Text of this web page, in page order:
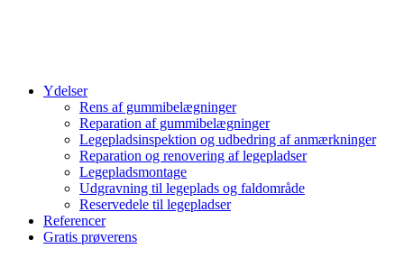
Ydelser
Rens af gummibelægninger
Reparation af gummibelægninger
Legepladsinspektion og udbedring af anmærkninger
Reparation og renovering af legepladser
Legepladsmontage
Udgravning til legeplads og faldområde
Reservedele til legepladser
Referencer
Gratis prøverens